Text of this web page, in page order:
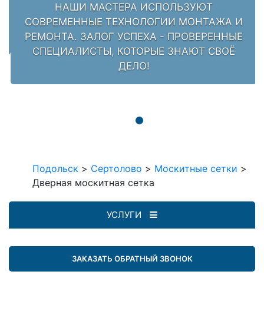
НАШИ МАСТЕРА ИСПОЛЬЗУЮТ
СОВРЕМЕННЫЕ ТЕХНОЛОГИИ МОНТАЖА И
РЕМОНТА. ЗАЛОГ УСПЕХА - ПРОВЕРЕННЫЕ
СПЕЦИАЛИСТЫ, КОТОРЫЕ ЗНАЮТ СВОЁ
ДЕЛО!
Подольск > Сертолово > Москитные сетки >
Дверная москитная сетка
УСЛУГИ
ЗАКАЗАТЬ ОБРАТНЫЙ ЗВОНОК